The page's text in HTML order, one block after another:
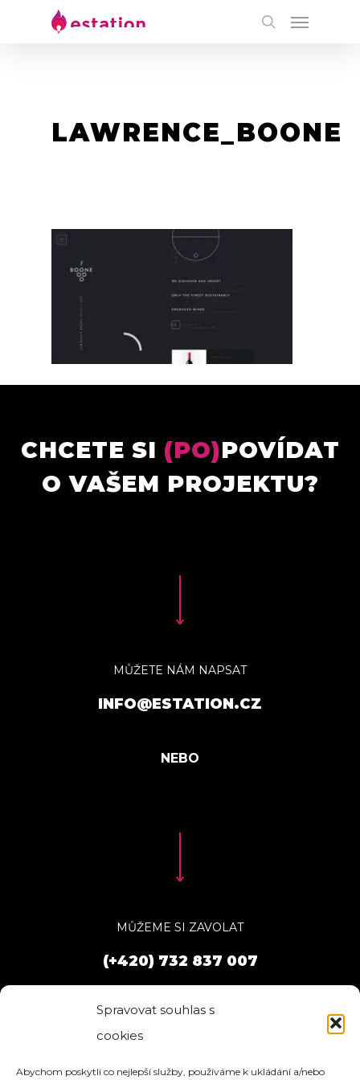
Spravovat souhlas s
cookies
Abychom poskytli co nejlepší služby, používáme k ukládání a/nebo
LAWRENCE_BOONE
CHCETE SI (PO)POVÍDAT
O VAŠEM PROJEKTU?
MŮŽETE NÁM NAPSAT
INFO@ESTATION.CZ
MŮŽEME SI ZAVOLAT
(+420) 732 837 007